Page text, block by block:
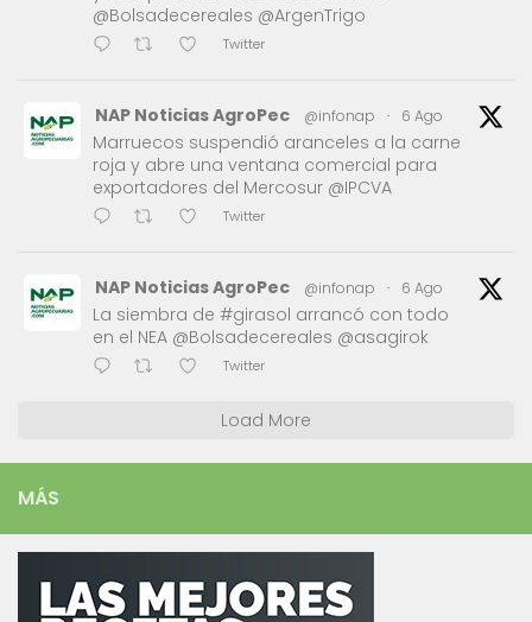
@Bolsadecereales @ArgenTrigo
Twitter
NAP Noticias AgroPec @infonap · 6 Ago
Marruecos suspendió aranceles a la carne
roja y abre una ventana comercial para
exportadores del Mercosur @IPCVA
Twitter
NAP Noticias AgroPec @infonap · 6 Ago
La siembra de #girasol arrancó con todo
en el NEA @Bolsadecereales @asagirok
Twitter
Load More
MÁS